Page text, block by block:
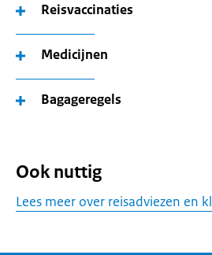
Reisvaccinaties
Medicijnen
Bagageregels
Ook nuttig
Lees meer over reisadviezen en